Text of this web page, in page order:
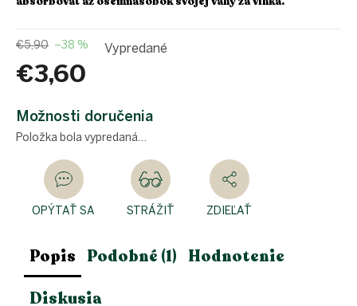
€5,90 –38 %
€3,60
cena:
Vypredané
Možnosti doručenia
Položka bola vypredaná…
OPÝTAŤ SA STRÁŽIŤ ZDIEĽAŤ
Popis Podobné (1) Hodnotenie
Diskusia